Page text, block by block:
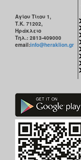
Αγίου Τίτου 1,
Τ.Κ. 71202,
Ηράκλειο
Τηλ.: 2813-409000
email:info@heraklion.gr